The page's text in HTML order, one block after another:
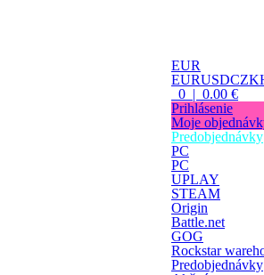
EUR
EURUSDCZK
0 | 0.00 €
Prihlásenie
Moje
Predobjednávky
PC
PC
UPLAY
STEAM
Origin
Battle.net
GOG
Rockstar
Predobjednávky